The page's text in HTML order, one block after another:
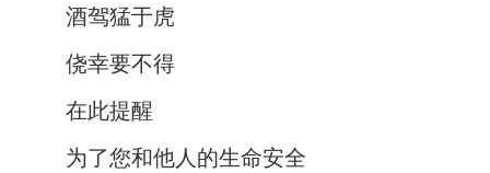
酒驾猛于虎
侥幸要不得
在此提醒
为了您和他人的生命安全